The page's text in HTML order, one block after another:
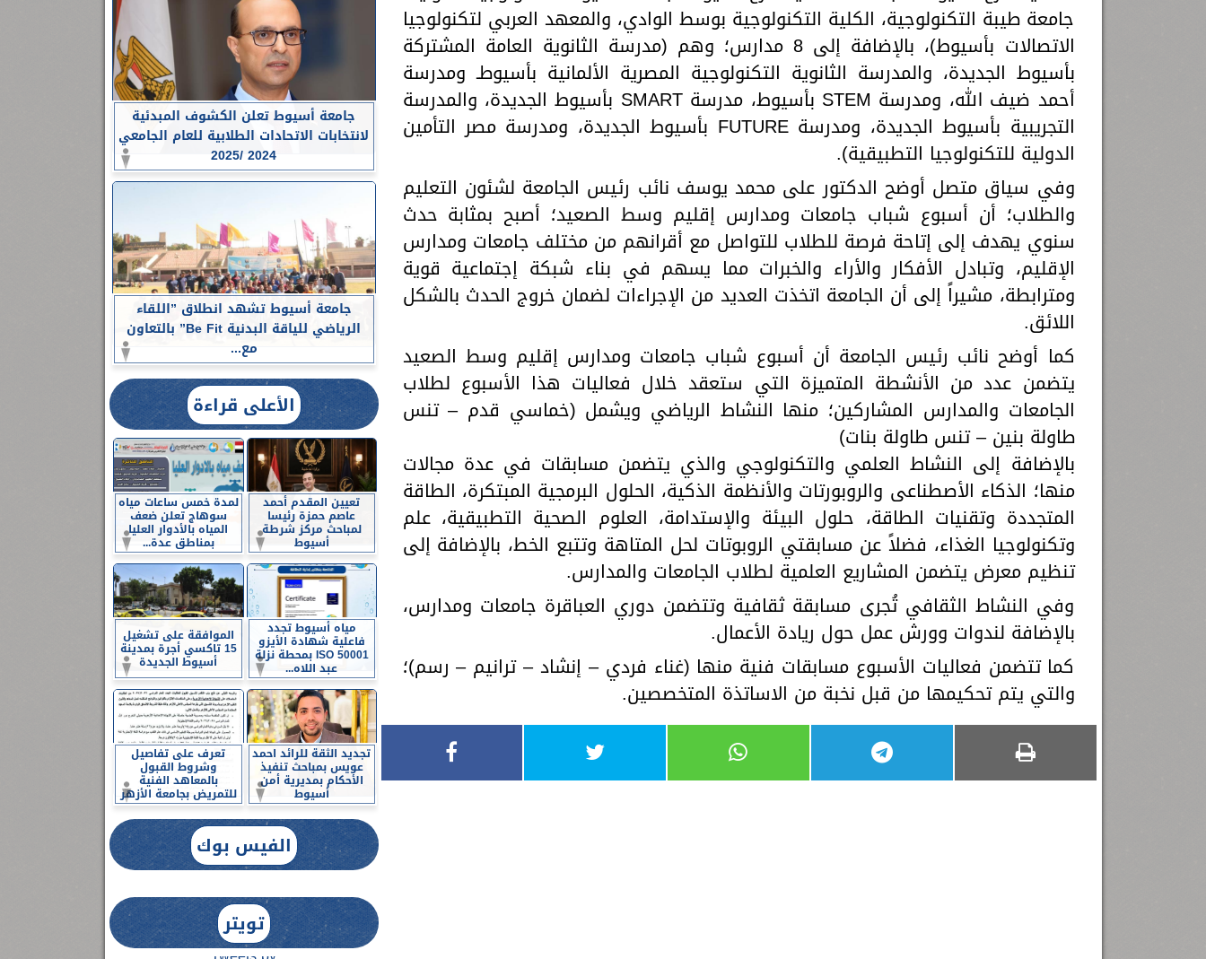
جامعة طيبة التكنولوجية، الكلية التكنولوجية بوسط الوادي، والمعهد العربي لتكنولوجيا
الاتصالات بأسيوط)، بالإضافة إلى 8 مدارس؛ وهم (مدرسة الثانوية العامة المشتركة
بأسيوط الجديدة، والمدرسة الثانوية التكنولوجية المصرية الألمانية بأسيوطـ ومدرسة
أحمد ضيف الله، ومدرسة STEM بأسيوط، مدرسة SMART بأسيوط الجديدة، والمدرسة
التجريبية بأسيوط الجديدة، ومدرسة FUTURE بأسيوط الجديدة، ومدرسة مصر التأمين
الدولية للتكنولوجيا التطبيقية).
وفي سياق متصل أوضح الدكتور على محمد يوسف نائب رئيس الجامعة لشئون التعليم
والطلاب؛ أن أسبوع شباب جامعات ومدارس إقليم وسط الصعيد؛ أصبح بمثابة حدث
سنوي يهدف إلى إتاحة فرصة للطلاب للتواصل مع أقرانهم من مختلف جامعات ومدارس
الإقليم، وتبادل الأفكار والأراء والخبرات مما يسهم في بناء شبكة إجتماعية قوية
ومترابطة، مشيراً إلى أن الجامعة اتخذت العديد من الإجراءات لضمان خروج الحدث بالشكل
اللائق.
كما أوضح نائب رئيس الجامعة أن أسبوع شباب جامعات ومدارس إقليم وسط الصعيد
يتضمن عدد من الأنشطة المتميزة التي ستعقد خلال فعاليات هذا الأسبوع لطلاب
الجامعات والمدارس المشاركين؛ منها النشاط الرياضي ويشمل (خماسي قدم – تنس
طاولة بنين – تنس طاولة بنات)
بالإضافة إلى النشاط العلمي والتكنولوجي والذي يتضمن مسابقات في عدة مجالات
منها؛ الذكاء الأصطناعى والروبورتات والأنظمة الذكية، الحلول البرمجية المبتكرة، الطاقة
المتجددة وتقنيات الطاقة، حلول البيئة والإستدامة، العلوم الصحية التطبيقية، علم
وتكنولوجيا الغذاء، فضلاً عن مسابقتي الروبوتات لحل المتاهة وتتبع الخط، بالإضافة إلى
تنظيم معرض يتضمن المشاريع العلمية لطلاب الجامعات والمدارس.
وفي النشاط الثقافي تُجرى مسابقة ثقافية وتتضمن دوري العباقرة جامعات ومدارس،
بالإضافة لندوات وورش عمل حول ريادة الأعمال.
كما تتضمن فعاليات الأسبوع مسابقات فنية منها (غناء فردي – إنشاد – ترانيم – رسم)؛
والتي يتم تحكيمها من قبل نخبة من الاساتذة المتخصصين.
جامعة أسيوط تعلن الكشوف المبدئية
لانتخابات الاتحادات الطلابية للعام الجامعي
2024 /2025
جامعة أسيوط تشهد انطلاق ”اللقاء
الرياضي للياقة البدنية Be Fit” بالتعاون
مع...
الأعلى قراءة
تعيين المقدم أحمد
عاصم حمزة رئيسا
لمباحث مركز شرطة
أسيوط
لمدة خمس ساعات مياه
سوهاج تعلن ضعف
المياه بالأدوار العليا
بمناطق عدة...
مياه أسيوط تجدد
فاعلية شهادة الأيزو
ISO 50001 بمحطة نزلة
عبد اللاه...
الموافقة على تشغيل
15 تاكسي أجرة بمدينة
أسيوط الجديدة
تجديد الثقة للرائد احمد
عويس بمباحث تنفيذ
الأحكام بمديرية أمن
أسيوط
تعرف على تفاصيل
وشروط القبول
بالمعاهد الفنية
للتمريض بجامعة الأزهر
الفيس بوك
تويتر